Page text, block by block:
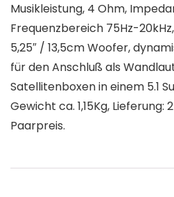
Musikleistung, 4 Ohm,
Frequenzbereich 75Hz-
5,25″ / 13,5cm Woofer,
für den Anschluß als
Satellitenboxen in einem 5.1
Gewicht ca. 1,15Kg,
Paarpreis.